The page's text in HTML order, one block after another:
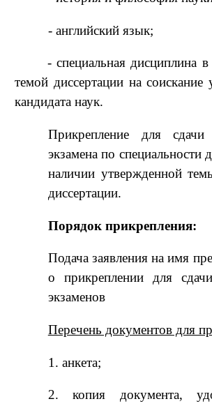
- английский язык;
- специальная дисциплина в
темой диссертации на соискание
кандидата наук.
Прикрепление для сдачи
экзамена по специальности
наличииутвержденной
диссертации.
Порядок прикрепления:
Подача заявления на имя
о прикреплении для
экзаменов
Перечень документов для
1. анкета;
2. копия документа,